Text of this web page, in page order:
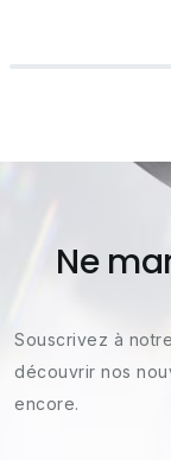
Ne
Souscrivez à
découvrir nos
encore.